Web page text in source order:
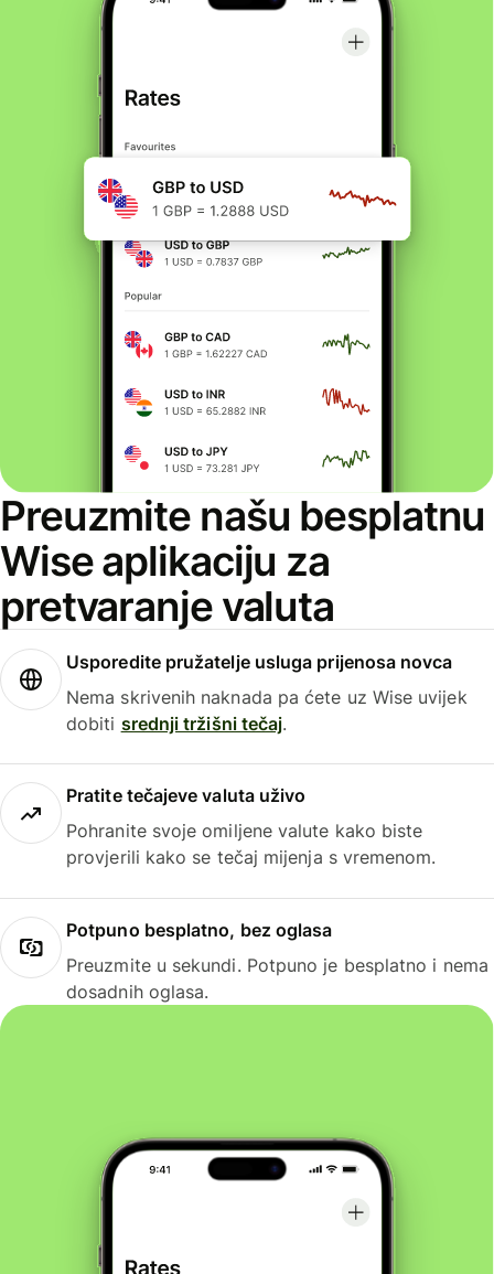
Preuzmite našu besplatnu
Wise aplikaciju za
pretvaranje valuta
Usporedite pružatelje usluga prijenosa novca
Nema skrivenih naknada pa ćete uz Wise uvijek
dobiti srednji tržišni tečaj.
Pratite tečajeve valuta uživo
Pohranite svoje omiljene valute kako biste
provjerili kako se tečaj mijenja s vremenom.
Potpuno besplatno, bez oglasa
Preuzmite u sekundi. Potpuno je besplatno i nema
dosadnih oglasa.